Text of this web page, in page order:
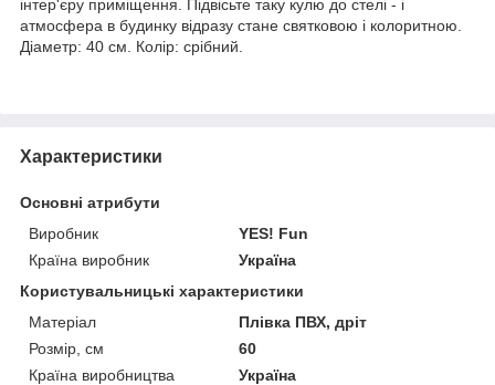
інтер'єру приміщення. Підвісьте таку кулю до стелі - і
атмосфера в будинку відразу стане святковою і колоритною.
Діаметр: 40 см. Колір: срібний.
Характеристики
Основні атрибути
Виробник
YES! Fun
Країна виробник
Україна
Користувальницькі характеристики
Матеріал
Плівка ПВХ, дріт
Розмір, см
60
Країна виробництва
Україна